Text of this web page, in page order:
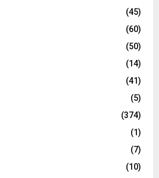
(45)
(60)
(50)
(14)
(41)
(5)
(374)
(1)
(7)
(10)